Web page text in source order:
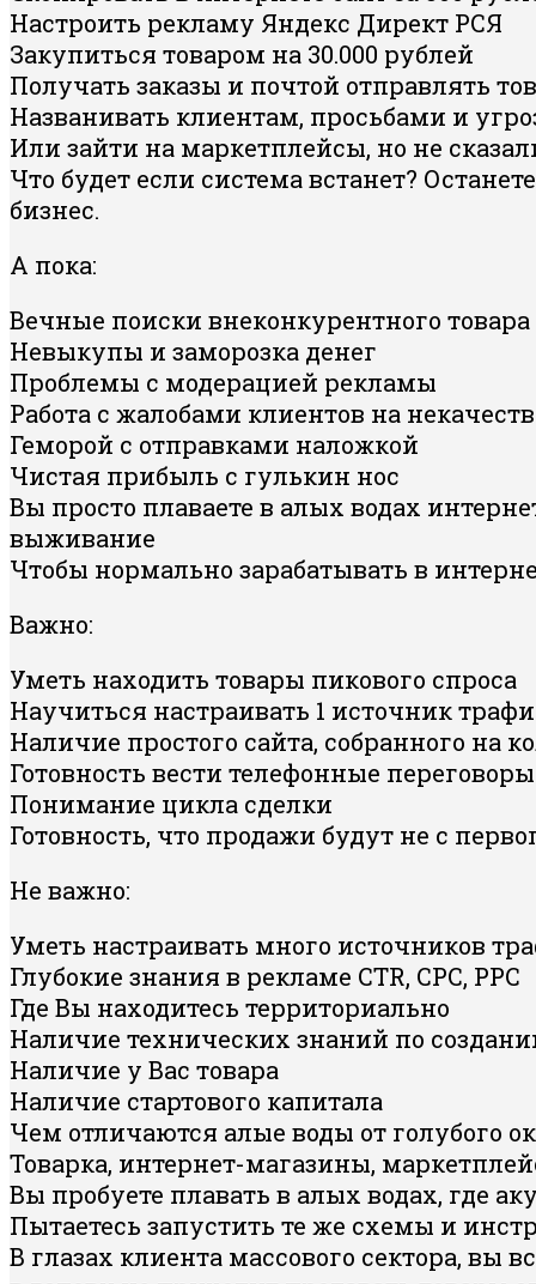
Настроить рекламу Яндекс Директ РСЯ
Закупиться товаром на 30.000 рублей
Получать заказы и почтой отправлять
Названивать клиентам, просьбами и
Или зайти на маркетплейсы, но не
Что будет если система встанет?
бизнес.
А пока:
Вечные поиски внеконкурентного товара
Невыкупы и заморозка денег
Проблемы с модерацией рекламы
Работа с жалобами клиентов на
Геморой с отправками наложкой
Чистая прибыль с гулькин нос
Вы просто плаваете в алых водах
выживание
Чтобы нормально зарабатывать в
Важно:
Уметь находить товары пикового спроса
Научиться настраивать 1 источник
Наличие простого сайта, собранного на
Готовность вести телефонные
Понимание цикла сделки
Готовность, что продажи будут не с
Не важно:
Уметь настраивать много источников
Глубокие знания в рекламе CTR, CPC, PPC
Где Вы находитесь территориально
Наличие технических знаний по
Наличие у Вас товара
Наличие стартового капитала
Чем отличаются алые воды от голубого
Товарка, интернет-магазины,
Вы пробуете плавать в алых водах, где
Пытаетесь запустить те же схемы и
В глазах клиента массового сектора, вы